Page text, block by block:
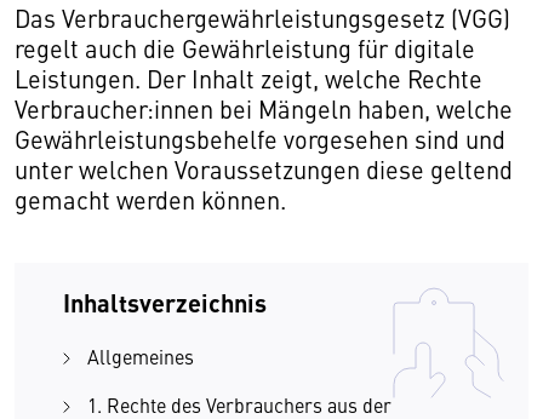
Das Verbrauchergewährleistungsgesetz (VGG)
regelt auch die Gewährleistung für digitale
Leistungen. Der Inhalt zeigt, welche Rechte
Verbraucher:innen bei Mängeln haben, welche
Gewährleistungsbehelfe vorgesehen sind und
unter welchen Voraussetzungen diese geltend
gemacht werden können.
Inhaltsverzeichnis
Allgemeines
1. Rechte des Verbrauchers aus der